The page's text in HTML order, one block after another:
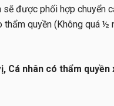
sẽ được phối hợp chuyển
thẩm quyền (Không quá ½
Cá nhân có thẩm